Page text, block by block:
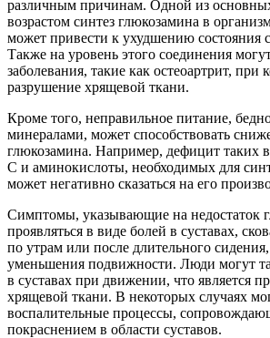
различным причинам. Одной из основных
возрастом синтез глюкозамина в
может привести к ухудшению состояния
Также на уровень этого соединения
заболевания, такие как остеоартрит, при
разрушение хрящевой ткани.
Кроме того, неправильное питание,
минералами, может способствовать
глюкозамина. Например, дефицит таких
C и аминокислоты, необходимых для
может негативно сказаться на его
Симптомы, указывающие на недостаток
проявляться в виде болей в суставах,
по утрам или после длительного
уменьшения подвижности. Люди могут
в суставах при движении, что является
хрящевой ткани. В некоторых случаях
воспалительные процессы,
покраснением в области суставов.